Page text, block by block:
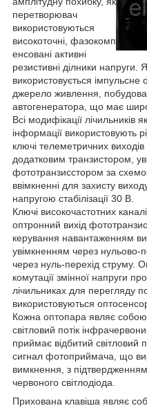
перетворювач
використовуються
високоточні, фазокомп
енсовані активні
резистивні ділники
використовується
джерело живлення,
автогенератора, що має
Всі модифікації лічильників
інформації використовують
ключі телеметричних
додатковим транзистором,
фототранзисстором за
ввімкненні для захисту
напругою стабілізації 30 В.
Ключі високочастотних
оптронний вихід
керування навантаженням
увімкненням через нульово-
через нуль-перехід струму.
комутації змінної напруги
лічильниках для перегляду
використовуються
Кожна оптопара являє
світловий потік
приймає відбитий
сигнал фотоприймача, що
вимкнення, з
червоного світлодіода.
Прихована клавіша являє